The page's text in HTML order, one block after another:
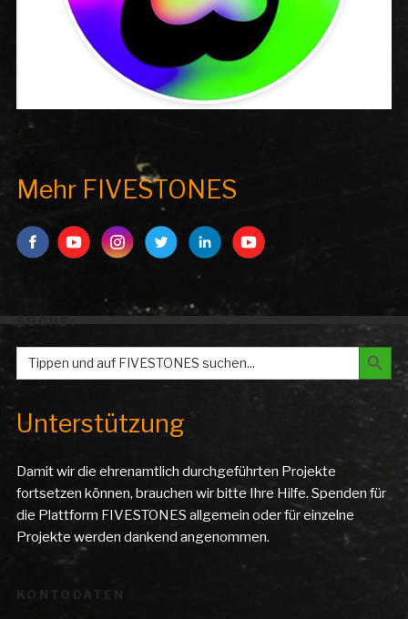
Mehr FIVESTONES
SUCHE:
Search
for:
Search
Unterstützung
Damit wir die ehrenamtlich durchgeführten Projekte
fortsetzen können, brauchen wir bitte Ihre Hilfe. Spenden für
die Plattform FIVESTONES allgemein oder für einzelne
Projekte werden dankend angenommen.
KONTODATEN